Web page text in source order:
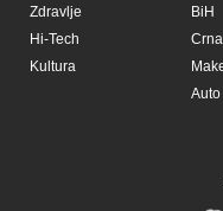
Zdravlje
Hi-Tech
Kultura
BiH
Auto